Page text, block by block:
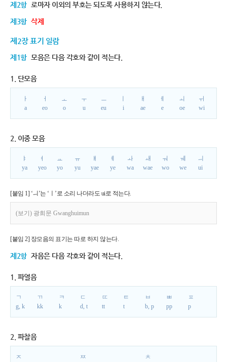
제2항 로마자 이외의 부호는 되도록 사용하지 않는다.
제3항 삭제
제2장 표기 일람
제1항 모음은 다음 각호와 같이 적는다.
1. 단모음
ㅏ
a
ㅓ
eo
ㅗ
o
ㅜ
u
ㅡ
eu
i
ㅐ
ae
ㅔ
e
ㅚ
oe
ㅟ
wi
2. 이중 모음
ㅑ
ya
ㅕ
yeo
ㅛ
yo
ㅠ
yu
ㅒ
yae
ㅖ
ye
ㅘ
wa
ㅙ
wae
ㅝ
wo
ㅞ
we
ㅢ
ui
[붙임 1] ‘ㅢ’는 ‘ㅣ’로 소리 나더라도 ui로 적는다.
(보기) 광희문 Gwanghuimun
[붙임 2] 장모음의 표기는 따로 하지 않는다.
제2항 자음은 다음 각호와 같이 적는다.
1. 파열음
ㄱ
g, k
ㄲ
kk
ㅋ
k
ㄷ
d, t
ㄸ
tt
ㅌ
t
ㅂ
b, p
ㅃ
pp
ㅍ
p
2. 파찰음
ㅈ
ㅉ
ㅊ